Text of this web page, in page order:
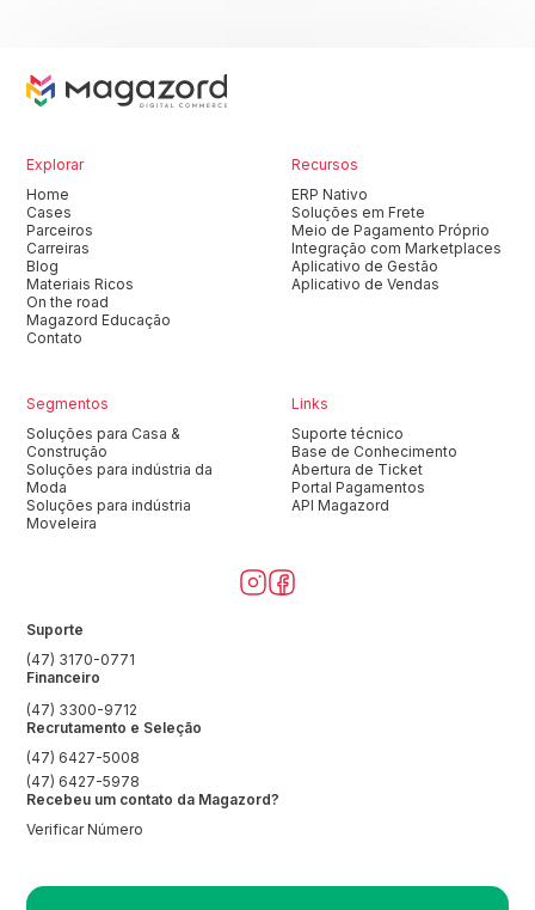
Explorar
Home
Cases
Parceiros
Carreiras
Blog
Materiais Ricos
On the road
Magazord Educação
Contato
Recursos
ERP Nativo
Soluções em Frete
Meio de Pagamento Próprio
Integração com Marketplaces
Aplicativo de Gestão
Aplicativo de Vendas
Segmentos
Soluções para Casa &
Construção
Soluções para indústria da
Moda
Soluções para indústria
Moveleira
Links
Suporte técnico
Base de Conhecimento
Abertura de Ticket
Portal Pagamentos
API Magazord
Suporte
(47) 3170-0771
Financeiro
(47) 3300-9712
Recrutamento e Seleção
(47) 6427-5008
(47) 6427-5978
Recebeu um contato da Magazord?
Verificar Número